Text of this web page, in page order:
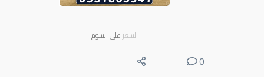
السعر على السوم
0